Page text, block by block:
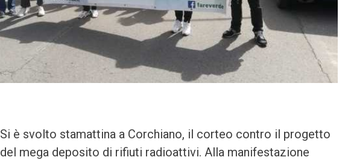
Si è svolto stamattina a Corchiano, il corteo contro il progetto
del mega deposito di rifiuti radioattivi. Alla manifestazione